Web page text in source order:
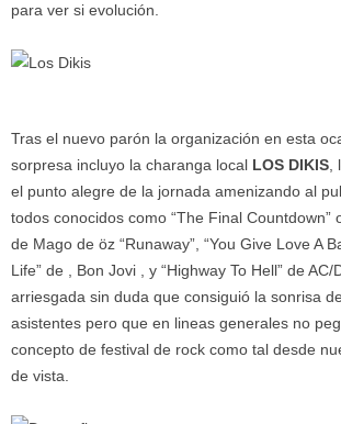
para ver si evolución.
Tras el nuevo parón la organización en esta
sorpresa incluyo la charanga local LOS DIKIS
el punto alegre de la jornada amenizando al
todos conocidos como “The Final Countdown”
de Mago de öz “Runaway”, “You Give Love A
Life” de , Bon Jovi , y “Highway To Hell” de
arriesgada sin duda que consiguió la sonrisa
asistentes pero que en lineas generales no
concepto de festival de rock como tal desde
de vista.